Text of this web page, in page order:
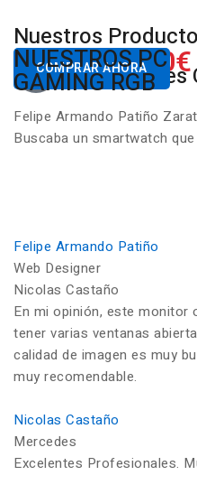
Nuestros
Desde650.00€
COMPRAR AHORA
NUESTROS PC
GAMING RGB
Nuestros Clientes
Felipe Armando Patiño
Buscaba un smartwatch
Felipe Armando Patiño
Web Designer
Nicolas Castaño
En mi opinión, este monitor
tener varias ventanas
calidad de imagen es muy
muy recomendable.
Nicolas Castaño
Mercedes
Excelentes Profesionales.